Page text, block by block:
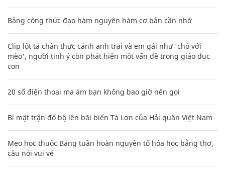
Bảng công thức đạo hàm nguyên hàm cơ bản cần nhớ
Clip lột tả chân thực cảnh anh trai và em gái như 'chó với
mèo', người tinh ý còn phát hiện một vấn đề trong giáo dục
con
20 số điện thoại ma ám bạn không bao giờ nên gọi
Bí mật trận đổ bộ lên bãi biển Tà Lơn của Hải quân Việt Nam
Mẹo học thuộc Bảng tuần hoàn nguyên tố hóa học bằng thơ,
câu nói vui vẻ